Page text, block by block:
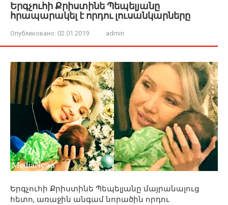
Երգչուհի Քրիստինե Պեպելյանը
հրապարակել է որդու լուսանկարները
Опубликовано: 02.01.2019 admin
Երգչուհի Քրիստինե Պեպելյանը մայրանալուց
հետո, առաջին անգամ նորածին որդու